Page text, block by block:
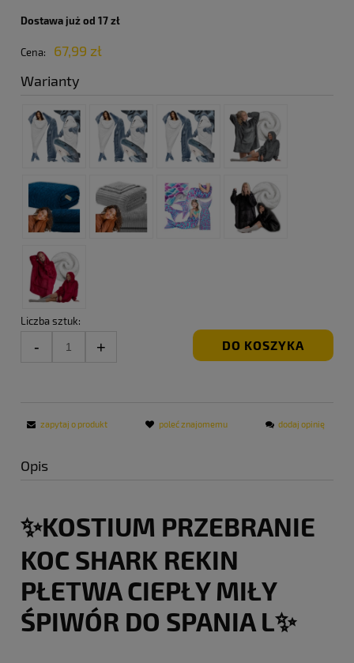
Dostawa już od 17 zł
Cena:
67,99 zł
Warianty
Liczba sztuk:
DO KOSZYKA
zapytaj o produkt poleć znajomemu dodaj opinię
Opis
✨KOSTIUM PRZEBRANIE
KOC SHARK REKIN
PŁETWA CIEPŁY MIŁY
ŚPIWÓR DO SPANIA L✨